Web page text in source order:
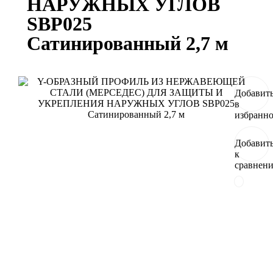
SBP025
Сатинированный 2,7 м
в
к